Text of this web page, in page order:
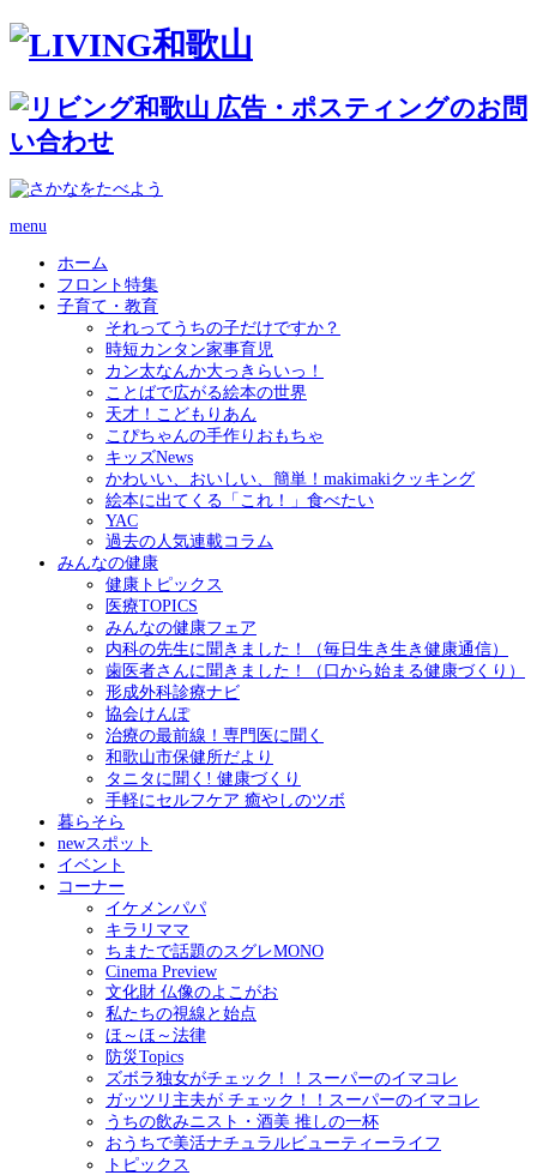
menu
ホーム
フロント特集
子育て・教育
それってうちの子だけですか？
時短カンタン家事育児
カン太なんか大っきらいっ！
ことばで広がる絵本の世界
天才！こどもりあん
こぴちゃんの手作りおもちゃ
キッズNews
かわいい、おいしい、簡単！makimakiクッキング
絵本に出てくる「これ！」食べたい
YAC
過去の人気連載コラム
みんなの健康
健康トピックス
医療TOPICS
みんなの健康フェア
内科の先生に聞きました！（毎日生き生き健康通信）
歯医者さんに聞きました！（口から始まる健康づくり）
形成外科診療ナビ
協会けんぽ
治療の最前線！専門医に聞く
和歌山市保健所だより
タニタに聞く! 健康づくり
手軽にセルフケア 癒やしのツボ
暮らそら
newスポット
イベント
コーナー
イケメンパパ
キラリママ
ちまたで話題のスグレMONO
Cinema Preview
文化財 仏像のよこがお
私たちの視線と始点
ほ～ほ～法律
防災Topics
ズボラ独女がチェック！！スーパーのイマコレ
ガッツリ主夫が チェック！！スーパーのイマコレ
うちの飲みニスト・酒美 推しの一杯
おうちで美活ナチュラルビューティーライフ
トピックス